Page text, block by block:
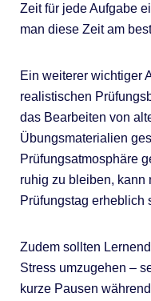
Zeit für jede Aufgabe
man diese Zeit am
Ein weiterer wichtiger
realistischen
das Bearbeiten von
Übungsmaterialien
Prüfungsatmosphäre
ruhig zu bleiben, kann
Prüfungstag erheblich
Zudem sollten
Stress umzugehen –
kurze Pausen